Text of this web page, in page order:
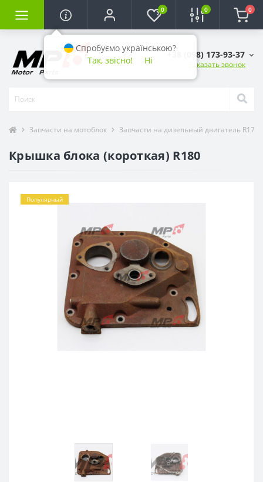
0 0 0
+38 (098) 173-93-37
Заказать звонок
Запчасти на мотоблок Запчасти на дизельный двигатель R175
Крышка блока (короткая) R180
Популярный
Спробуємо українською?
Так, звісно!
Ні